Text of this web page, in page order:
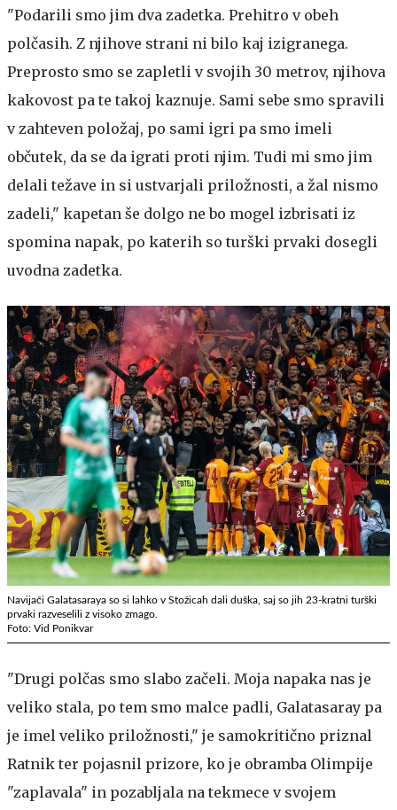
"Podarili smo jim dva zadetka. Prehitro v obeh
polčasih. Z njihove strani ni bilo kaj izigranega.
Preprosto smo se zapletli v svojih 30 metrov, njihova
kakovost pa te takoj kaznuje. Sami sebe smo spravili
v zahteven položaj, po sami igri pa smo imeli
občutek, da se da igrati proti njim. Tudi mi smo jim
delali težave in si ustvarjali priložnosti, a žal nismo
zadeli," kapetan še dolgo ne bo mogel izbrisati iz
spomina napak, po katerih so turški prvaki dosegli
uvodna zadetka.
Navijači Galatasaraya so si lahko v Stožicah dali duška, saj so jih 23-kratni turški
prvaki razveselili z visoko zmago.
Foto: Vid Ponikvar
"Drugi polčas smo slabo začeli. Moja napaka nas je
veliko stala, po tem smo malce padli, Galatasaray pa
je imel veliko priložnosti," je samokritično priznal
Ratnik ter pojasnil prizore, ko je obramba Olimpije
"zaplavala" in pozabljala na tekmece v svojem